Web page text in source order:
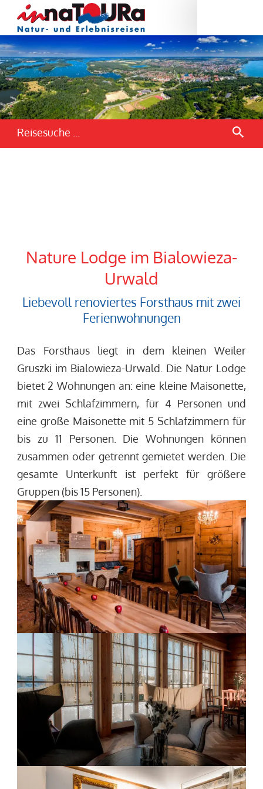
Reisesuche ...
Nature Lodge im Bialowieza-
Urwald
Liebevoll renoviertes Forsthaus mit zwei
Ferienwohnungen
Das Forsthaus liegt in dem kleinen Weiler
Gruszki im Bialowieza-Urwald. Die Natur Lodge
bietet 2 Wohnungen an: eine kleine Maisonette,
mit zwei Schlafzimmern, für 4 Personen und
eine große Maisonette mit 5 Schlafzimmern für
bis zu 11 Personen. Die Wohnungen können
zusammen oder getrennt gemietet werden. Die
gesamte Unterkunft ist perfekt für größere
Gruppen (bis 15 Personen).